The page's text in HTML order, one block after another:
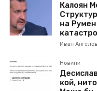
Калоян
на
Иван Ангелов
Новини
кой,